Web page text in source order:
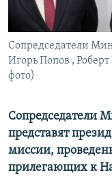
Все сайты
Сопредседатели
Игорь Попов ,
фото)
Сопредседатели
представят
миссии,
прилегающих к